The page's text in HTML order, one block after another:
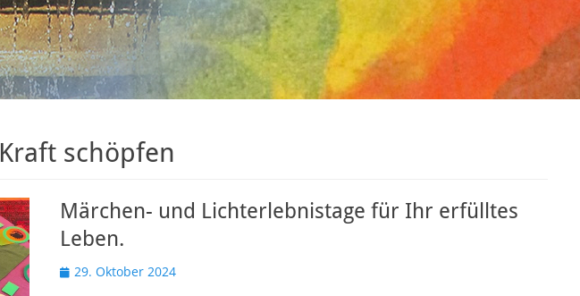
Kraft schöpfen
Märchen- und Lichterlebnistage für Ihr erfülltes
Leben.
Veröffentlicht
29. Oktober 2024